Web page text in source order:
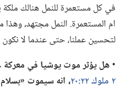
في كل مستعمرة للنمل هنالك
ام المستعمرة.‏ النمل مجتهد،‏
لتحسين عملنا،‏ حتى عندما لا نكون مراقَبين.‏
‏•هل يؤثر موت يوشيا في معركة
٢ ملوك ٢٢:‏٢٠
‏،‏ انه سيموت